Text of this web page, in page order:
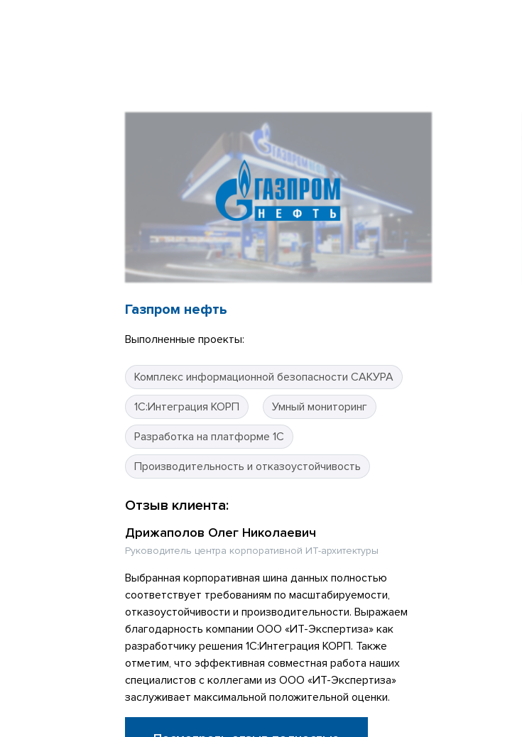
Газпром нефть
Выполненные проекты:
Комплекс информационной безопасности САКУРА
1С:Интеграция КОРП Умный мониторинг
Разработка на платформе 1С
Производительность и отказоустойчивость
Отзыв клиента:
Дрижаполов Олег Николаевич
Руководитель центра корпоративной ИТ-архитектуры
Выбранная корпоративная шина данных полностью
соответствует требованиям по масштабируемости,
отказоустойчивости и производительности. Выражаем
благодарность компании ООО «ИТ-Экспертиза» как
разработчику решения 1С:Интеграция КОРП. Также
отметим, что эффективная совместная работа наших
специалистов с коллегами из ООО «ИТ-Экспертиза»
заслуживает максимальной положительной оценки.